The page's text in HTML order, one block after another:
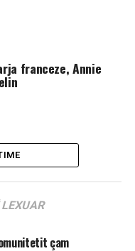
franceze, Annie
LEXUAR
çam